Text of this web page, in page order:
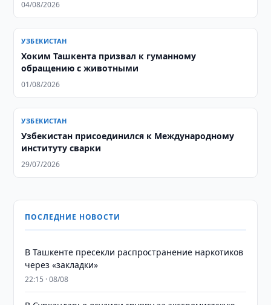
04/08/2026
УЗБЕКИСТАН
Хоким Ташкента призвал к гуманному
обращению с животными
01/08/2026
УЗБЕКИСТАН
Узбекистан присоединился к Международному
институту сварки
29/07/2026
ПОСЛЕДНИЕ НОВОСТИ
В Ташкенте пресекли распространение наркотиков
через «закладки»
22:15 · 08/08